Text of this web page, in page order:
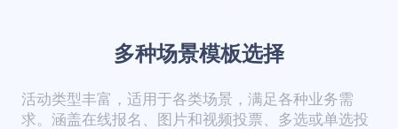
多种场景模板选择
活动类型丰富，适用于各类场景，满足各种业务需
求。涵盖在线报名、图片和视频投票、多选或单选投